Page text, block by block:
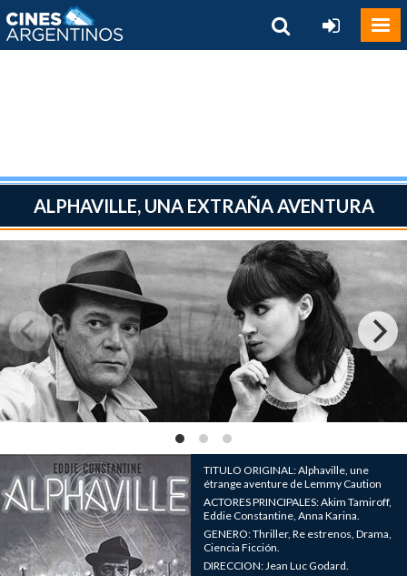
ALPHAVILLE, UNA EXTRAÑA AVENTURA
TITULO ORIGINAL: Alphaville, une
étrange aventure de Lemmy Caution
ACTORES PRINCIPALES: Akim Tamiroff,
Eddie Constantine, Anna Karina.
GENERO: Thriller, Re estrenos, Drama,
Ciencia Ficción.
DIRECCION: Jean Luc Godard.